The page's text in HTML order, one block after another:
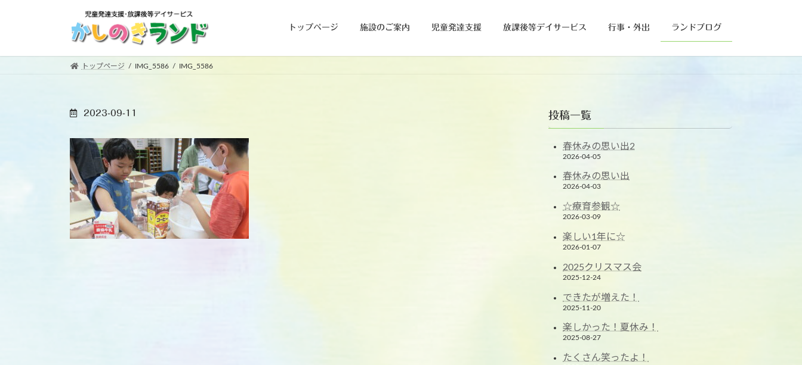
トップページ 施設のご案内 児童発達支援 放課後等デイサービス 行事・外出 ランドブログ
トップページ IMG_5586 IMG_5586
2023-09-11 投稿一覧
春休みの思い出2
2026-04-05
春休みの思い出
2026-04-03
☆療育参観☆
2026-03-09
楽しい1年に☆
2026-01-07
2025クリスマス会
2025-12-24
できたが増えた！
2025-11-20
楽しかった！夏休み！
2025-08-27
たくさん笑ったよ！